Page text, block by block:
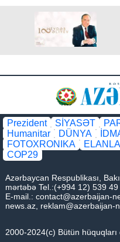
Prezident SİYASƏT
Humanitar
DÜNYA
FOTOXRONIKA
COP29
Azərbaycan Respublikası,
mərtəbə Tel.:(+994 12) 539 49
E-mail.: contact@azerbaijan-
news.az reklam@azerbaijan-
2000-2024(c) Bütün